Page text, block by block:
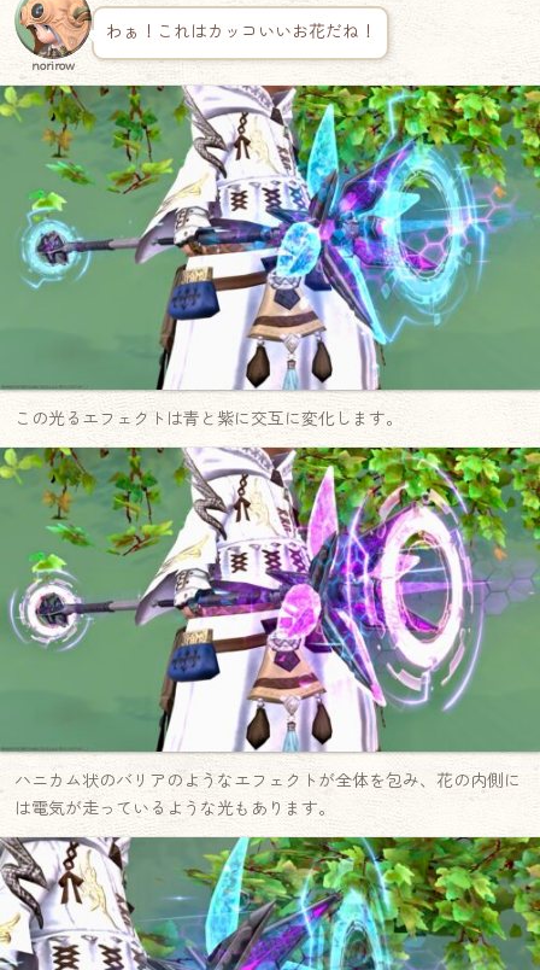
norirow
わぁ！これはカッコいいお花だね！
この光るエフェクトは青と紫に交互に変化します。
ハニカム状のバリアのようなエフェクトが全体を包み、花の内側に
は電気が走っているような光もあります。